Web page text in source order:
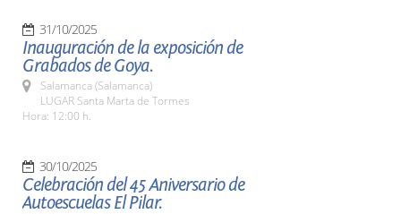
31/10/2025
Inauguración de la exposición de
Grabados de Goya.
Salamanca (Salamanca)
LUGAR Santa Marta de Tormes
Hora: 12:00 h.
30/10/2025
Celebración del 45 Aniversario de
Autoescuelas El Pilar.